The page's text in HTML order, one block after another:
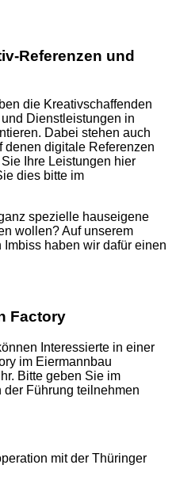
Referenzen und
die Kreativschaffenden
Dienstleistungen in
Dabei stehen auch
denen digitale Referenzen
Ihre Leistungen hier
dies bitte im
spezielle hauseigene
wollen? Auf unserem
haben wir dafür einen
Factory
Interessierte in einer
im Eiermannbau
Bitte geben Sie im
Führung teilnehmen
mit der Thüringer